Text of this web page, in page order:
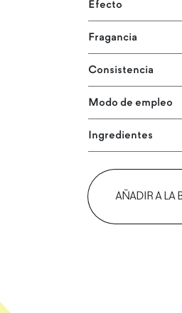
Efecto
Fragancia
Consistencia
Modo de empleo
Ingredientes
AÑADIR A LA